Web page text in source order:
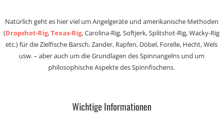
Natürlich geht es hier viel um Angelgeräte und amerikanische Methoden
(Dropshot-Rig,Texas-Rig, Carolina-Rig, Softjerk, Splitshot-Rig, Wacky-Rig
etc.) für die Zielfische Barsch, Zander, Rapfen, Döbel, Forelle, Hecht, Wels
usw. – aber auch um die Grundlagen des Spinnangelns und um
philosophische Aspekte des Spinnfischens.
Wichtige Informationen